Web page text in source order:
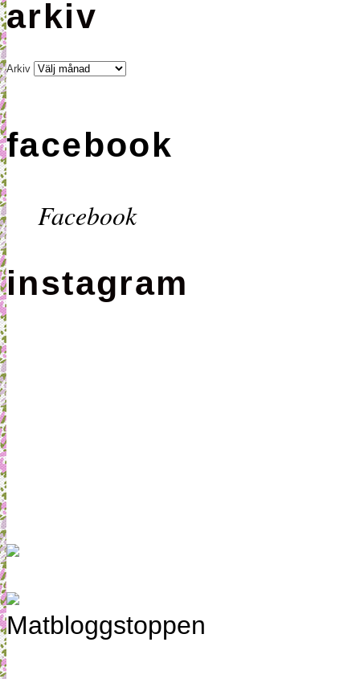
arkiv
Arkiv
facebook
Facebook
instagram